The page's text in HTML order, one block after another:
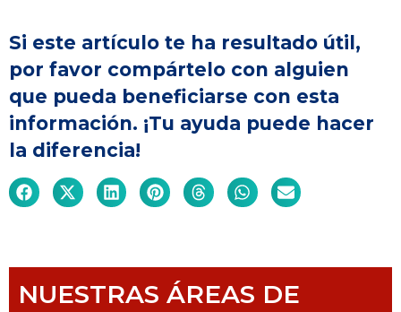
Si este artículo te ha resultado útil,
por favor compártelo con alguien
que pueda beneficiarse con esta
información. ¡Tu ayuda puede hacer
la diferencia!
NUESTRAS ÁREAS DE